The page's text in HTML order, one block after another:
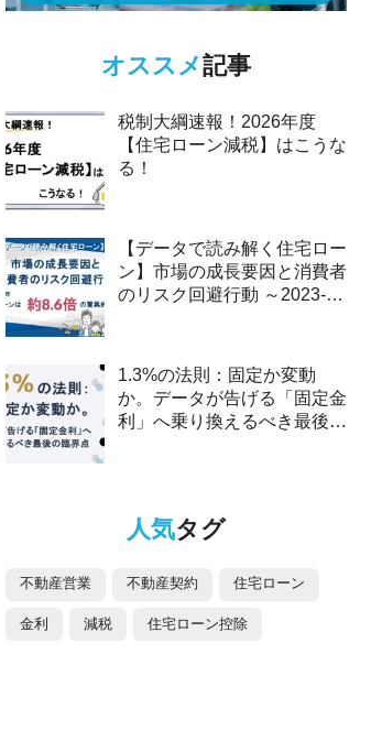
オススメ記事
税制大綱速報！2026年度
【住宅ローン減税】はこうな
る！
【データで読み解く住宅ロー
ン】市場の成長要因と消費者
のリスク回避行動 ～2023-
1.3%の法則：固定か変動
か。データが告げる「固定金
利」へ乗り換えるべき最後の
人気タグ
不動産営業 不動産契約 住宅ローン
金利 減税 住宅ローン控除